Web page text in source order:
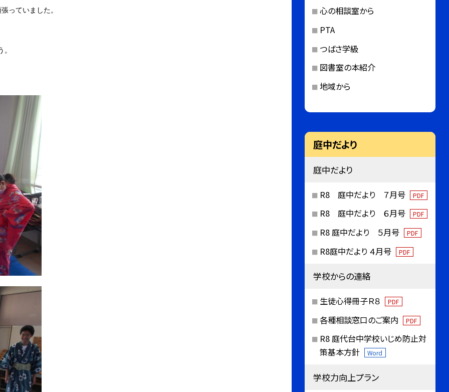
っていました。
心の相談室から
PTA
つばさ学級
図書室の本紹介
地域から
庭中だより
庭中だより
R8 庭中だより ７月号 PDF
R8 庭中だより ６月号 PDF
R8 庭中だより ５月号 PDF
R8庭中だより ４月号 PDF
学校からの連絡
生徒心得冊子Ｒ８ PDF
各種相談窓口のご案内 PDF
R8 庭代台中学校いじめ防止対
策基本方針
Word
学校力向上プラン